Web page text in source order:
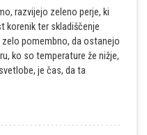
razvijejo zeleno perje, ki
korenik ter skladiščenje
pomembno, da ostanejo
ko so temperature že nižje,
je čas, da ta